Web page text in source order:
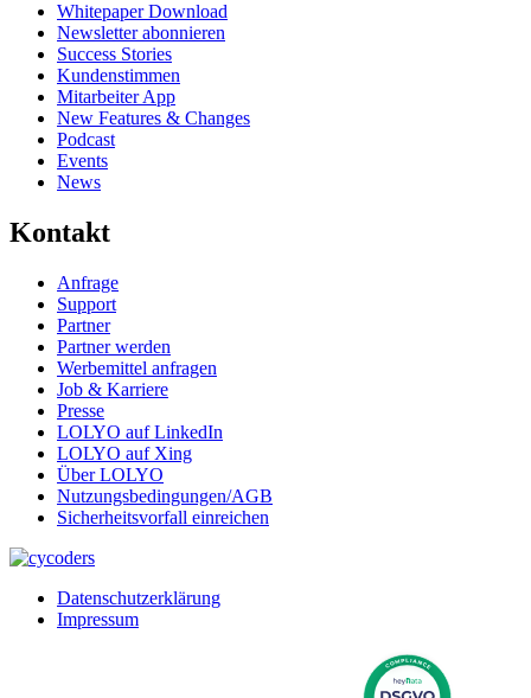
Whitepaper Download
Newsletter abonnieren
Success Stories
Kundenstimmen
Mitarbeiter App
New Features & Changes
Podcast
Events
News
Kontakt
Anfrage
Support
Partner
Partner werden
Werbemittel anfragen
Job & Karriere
Presse
LOLYO auf LinkedIn
LOLYO auf Xing
Über LOLYO
Nutzungsbedingungen/AGB
Sicherheitsvorfall einreichen
Datenschutzerklärung
Impressum